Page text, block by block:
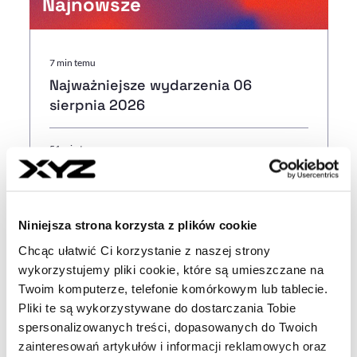
Niniejsza strona korzysta z plików cookie
Chcąc ułatwić Ci korzystanie z naszej strony
wykorzystujemy pliki cookie, które są umieszczane na
Twoim komputerze, telefonie komórkowym lub tablecie.
Pliki te są wykorzystywane do dostarczania Tobie
spersonalizowanych treści, dopasowanych do Twoich
zainteresowań artykułów i informacji reklamowych oraz
7 min temu
Najważniejsze wydarzenia 06
sierpnia 2026
51 min temu
AI Act, czyli obowiązek
05:30
Co dalej ze Startup Poland?
Fundacja odcięła się od big techów,
ale niełatwo o wsparcie rynku